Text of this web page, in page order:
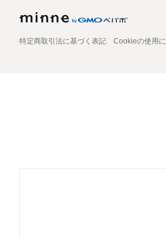
特定商取引法に基づく表記 Cookieの使用